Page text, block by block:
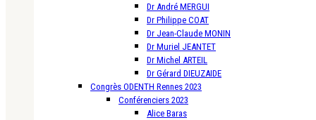
Dr André MERGUI
Dr Philippe COAT
Dr Jean-Claude MONIN
Dr Muriel JEANTET
Dr Michel ARTEIL
Dr Gérard DIEUZAIDE
Congrès ODENTH Rennes 2023
Conférenciers 2023
Alice Baras